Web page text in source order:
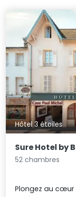
Hôtel 3 étoiles
Sure Hotel by
52 chambres
Plongez au cœur